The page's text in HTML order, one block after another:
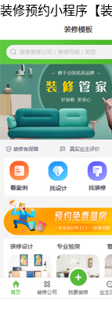
装修预约小程序【